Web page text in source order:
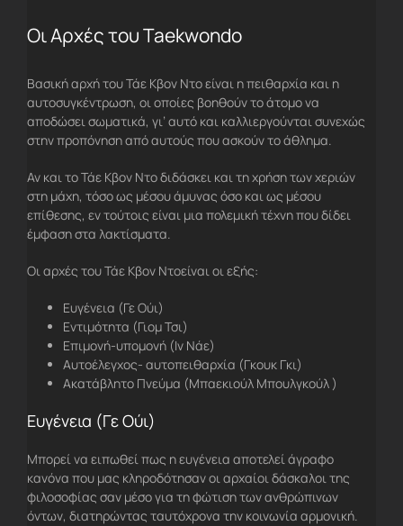
Οι Αρχές του Taekwondo
Βασική αρχή του Τάε Κβον Ντο είναι η πειθαρχία και η
αυτοσυγκέντρωση, οι οποίες βοηθούν το άτομο να
αποδώσει σωματικά, γι’ αυτό και καλλιεργούνται συνεχώς
στην προπόνηση από αυτούς που ασκούν το άθλημα.
Αν και το Τάε Κβον Ντο διδάσκει και τη χρήση των χεριών
στη μάχη, τόσο ως μέσου άμυνας όσο και ως μέσου
επίθεσης, εν τούτοις είναι μια πολεμική τέχνη που δίδει
έμφαση στα λακτίσματα.
Οι αρχές του Τάε Κβον Ντοείναι οι εξής:
Ευγένεια (Γε Ούι)
Εντιμότητα (Γιομ Τσι)
Επιμονή-υπομονή (Ιν Νάε)
Αυτοέλεγχος- αυτοπειθαρχία (Γκουκ Γκι)
Ακατάβλητο Πνεύμα (Μπαεκιούλ Μπουλγκούλ )
Ευγένεια (Γε Ούι)
Μπορεί να ειπωθεί πως η ευγένεια αποτελεί άγραφο
κανόνα που μας κληροδότησαν οι αρχαίοι δάσκαλοι της
φιλοσοφίας σαν μέσο για τη φώτιση των ανθρώπινων
όντων, διατηρώντας ταυτόχρονα την κοινωνία αρμονική.